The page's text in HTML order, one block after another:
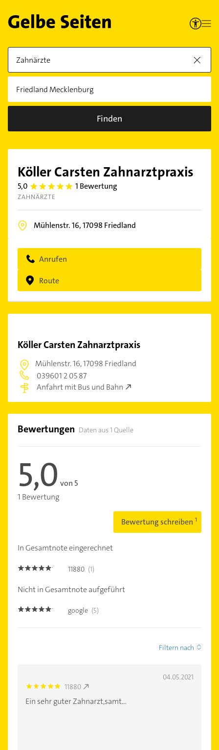
Finden
Köller Carsten Zahnarztpraxis
5,0 5.0 1 Bewertung
ZAHNÄRZTE
Mühlenstr. 16,17098 Friedland
Anrufen
Route
Köller Carsten Zahnarztpraxis
Mühlenstr. 16,17098 Friedland
039601 2 05 87
Anfahrt mit Bus und Bahn
Bewertungen Daten aus 1 Quelle
5,0 von 5
1 Bewertung
Bewertung schreiben
In Gesamtnote eingerechnet
5.0 11880 (1)
Nicht in Gesamtnote aufgeführt
5.0 google (5)
Filtern nach
04.05.2021
5.0 11880
Ein sehr guter Zahnarzt,samt...